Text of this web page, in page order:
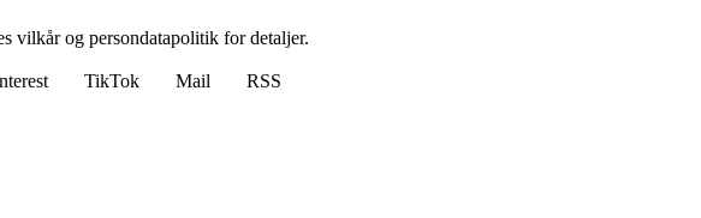
vilkår og persondatapolitik for detaljer.
TikTok Mail
RSS